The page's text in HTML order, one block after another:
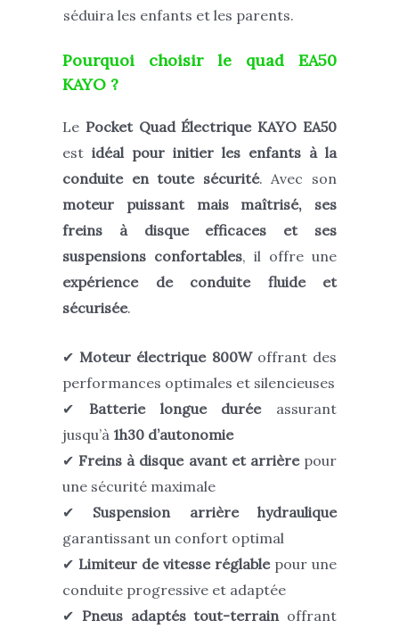
séduira les enfants et les parents.
Pourquoi choisir le quad EA50
KAYO ?
Le Pocket Quad Électrique KAYO EA50
est idéal pour initier les enfants à la
conduite en toute sécurité. Avec son
moteur puissant mais maîtrisé, ses
freins à disque efficaces et ses
suspensions confortables, il offre une
expérience de conduite fluide et
sécurisée.
✔ Moteur électrique 800Woffrant des
performances optimales et silencieuses
✔ Batterie longue duréeassurant
jusqu’à 1h30 d’autonomie
✔ Freins à disque avant et arrièrepour
une sécurité maximale
✔ Suspension arrière hydraulique
garantissant un confort optimal
✔ Limiteur de vitesse réglablepour une
conduite progressive et adaptée
✔ Pneus adaptés tout-terrain offrant